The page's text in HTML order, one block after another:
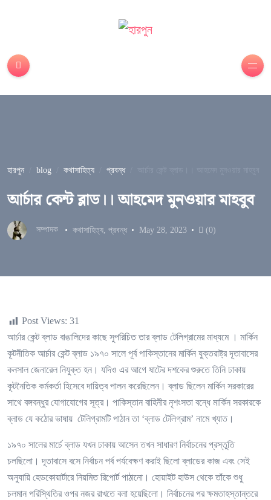
হারপুন blog কথাসাহিত্য প্রবন্ধ
আর্চার কেন্ট ব্লাড।। আহমেদ মুনওয়ার মাহবুব
সম্পাদক কথাসাহিত্য, প্রবন্ধ May 28, 2023 (0)
Post Views: 31
আর্চার কেন্ট ব্লাড বাঙালিদের কাছে সুপরিচিত তার ব্লাড টেলিগ্রামের মাধ্যমে । মার্কিন
কূটনীতিক আর্চার কেন্ট ব্লাড ১৯৭০ সালে পূর্ব পাকিস্তানের মার্কিন যুক্তরাষ্ট্র দূতাবাসের
কনসাল জেনারেল নিযুক্ত হন। যদিও এর আগে ষাটের দশকের শুরুতে তিনি ঢাকায়
কূটনৈতিক কর্মকর্তা হিসেবে দায়িত্ব পালন করেছিলেন। ব্লাড ছিলেন মার্কিন সরকারের
সাথে বঙ্গবন্ধুর যোগাযোগের সূত্র। পাকিস্তান বাহিনীর নৃশংসতা বন্ধে মার্কিন সরকারকে
ব্লাড যে কঠোর ভাষায় টেলিগ্রামটি পাঠান তা ‘ব্লাড টেলিগ্রাম’ নামে খ্যাত।
১৯৭০ সালের মার্চে ব্লাড যখন ঢাকায় আসেন তখন সাধারণ নির্বাচনের প্রস্তুতি
চলছিলো। দূতাবাসে বসে নির্বাচন পর্ব পর্যবেক্ষণ করাই ছিলো ব্লাডের কাজ এবং সেই
অনুযায়ি হেডকোয়ার্টারে নিয়মিত রিপোর্ট পাঠানো। হোয়াইট হাউস থেকে তাঁকে শুধু
চলমান পরিস্থিতির ওপর নজর রাখতে বলা হয়েছিলো। নির্বাচনের পর ক্ষমতাহস্তান্তরে